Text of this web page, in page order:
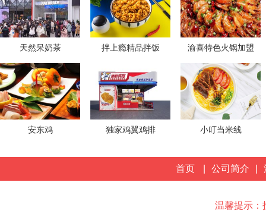
天然呆奶茶 拌上瘾精品拌饭 渝喜特色火锅加盟
安东鸡 独家鸡翼鸡排 小叮当米线
首页 公司简介
温馨提示：